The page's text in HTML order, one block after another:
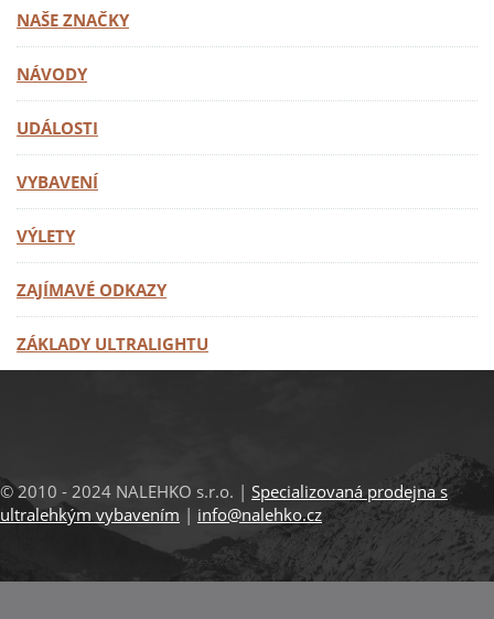
NAŠE ZNAČKY
NÁVODY
UDÁLOSTI
VYBAVENÍ
VÝLETY
ZAJÍMAVÉ ODKAZY
ZÁKLADY ULTRALIGHTU
© 2010 - 2024 NALEHKO s.r.o. | Specializovaná prodejna s
ultralehkým vybavením | info@nalehko.cz